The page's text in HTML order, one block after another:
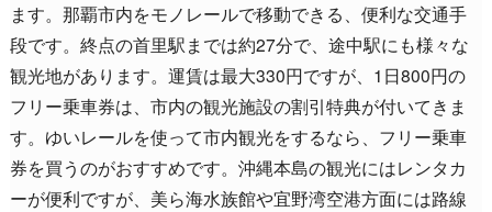
ます。那覇市内をモノレールで移動できる、便利な交通手
段です。終点の首里駅までは約27分で、途中駅にも様々な
観光地があります。運賃は最大330円ですが、1日800円の
フリー乗車券は、市内の観光施設の割引特典が付いてきま
す。ゆいレールを使って市内観光をするなら、フリー乗車
券を買うのがおすすめです。沖縄本島の観光にはレンタカ
ーが便利ですが、美ら海水族館や宜野湾空港方面には路線